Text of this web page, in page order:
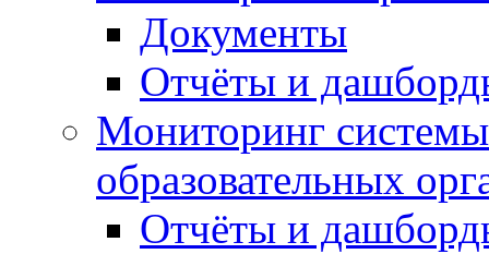
Документы
Отчёты и
Мониторинг
образовательных
Отчёты и